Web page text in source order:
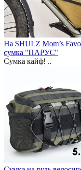
На SHULZ Mom’s
сумка "ПАРУС"
Сумка кайф! ..